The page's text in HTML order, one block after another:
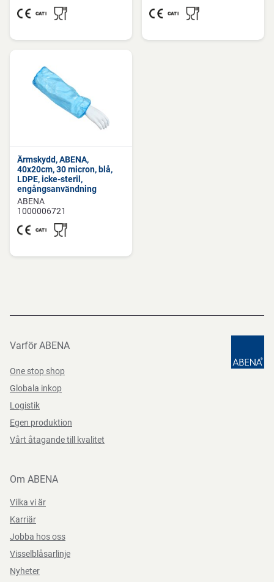
Ärmskydd, ABENA,
40x20cm, 30 micron, blå,
LDPE, icke-steril,
engångsanvändning
ABENA
1000006721
Varför ABENA
One stop shop
Globala inkop
Logistik
Egen produktion
Vårt åtagande till kvalitet
Om ABENA
Vilka vi är
Karriär
Jobba hos oss
Visselblåsarlinje
Nyheter